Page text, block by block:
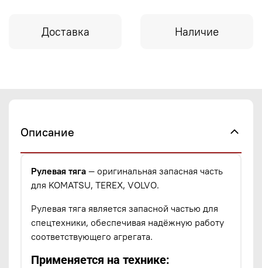
Доставка Наличие
Описание
Рулевая тяга — оригинальная запасная часть
для KOMATSU, TEREX, VOLVO.
Рулевая тяга является запасной частью для
спецтехники, обеспечивая надёжную работу
соответствующего агрегата.
Применяется на технике: